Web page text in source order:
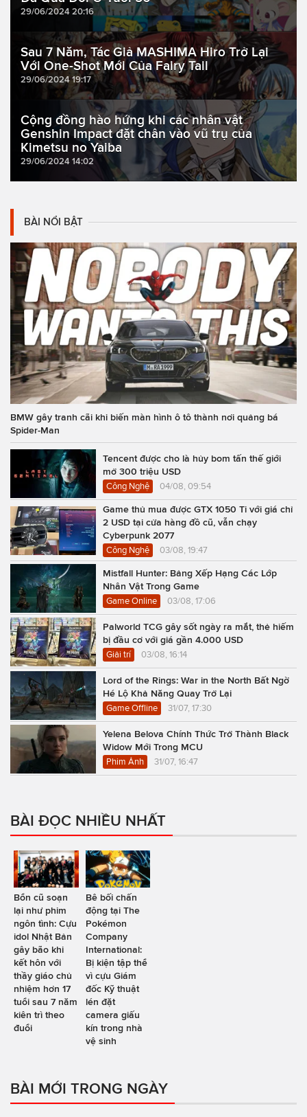
29/06/2024 20:16
Sau 7 Năm, Tác Giả MASHIMA Hiro Trở Lại
Với One-Shot Mới Của Fairy Tail
29/06/2024 19:17
Cộng đồng hào hứng khi các nhân vật
Genshin Impact đặt chân vào vũ trụ của
Kimetsu no Yaiba
29/06/2024 14:02
BÀI NỔI BẬT
BMW gây tranh cãi khi biến màn hình ô tô thành nơi quảng bá
Spider-Man
Tencent được cho là hủy bom tấn thế giới
mở 300 triệu USD
Công Nghệ 04/08, 09:54
Game thủ mua được GTX 1050 Ti với giá chỉ
2 USD tại cửa hàng đồ cũ, vẫn chạy
Cyberpunk 2077
Công Nghệ 03/08, 19:47
Mistfall Hunter: Bảng Xếp Hạng Các Lớp
Nhân Vật Trong Game
Game Online 03/08, 17:06
Palworld TCG gây sốt ngày ra mắt, thẻ hiếm
bị đầu cơ với giá gần 4.000 USD
Giải trí 03/08, 16:14
Lord of the Rings: War in the North Bất Ngờ
Hé Lộ Khả Năng Quay Trở Lại
Game Offline 31/07, 17:30
Yelena Belova Chính Thức Trở Thành Black
Widow Mới Trong MCU
Phim Ảnh 31/07, 16:47
BÀI ĐỌC NHIỀU NHẤT
Bổn cũ soạn
lại như phim
ngôn tình: Cựu
idol Nhật Bản
gây bão khi
kết hôn với
thầy giáo chủ
nhiệm hơn 17
tuổi sau 7 năm
kiên trì theo
đuổi
Bê bối chấn
động tại The
Pokémon
Company
International:
Bị kiện tập thể
vì cựu Giám
đốc Kỹ thuật
lén đặt
camera giấu
kín trong nhà
vệ sinh
BÀI MỚI TRONG NGÀY